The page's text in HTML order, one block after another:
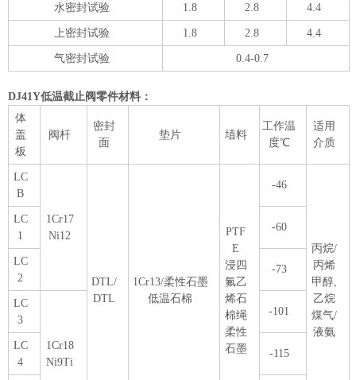
水密封试验 1.8 2.8 4.4
上密封试验 1.8 2.8 4.4
气密封试验 0.4-0.7
DJ41Y低温截止阀零件材料：
体
盖
板
阀杆
密封
面
垫片 埴料
工作温
度℃
适用
介质
LC
B
1Cr17
Ni12
DTL/
DTL
1Cr13/柔性石墨
低温石棉
PTF
E
浸四
氟乙
烯石
棉绳
柔性
石墨
-46
丙烷/
丙烯
甲醇,
乙烷
煤气/
液氨
LC
1
-60
LC
2
-73
LC
3
1Cr18
Ni9Ti
-101
LC
4
-115